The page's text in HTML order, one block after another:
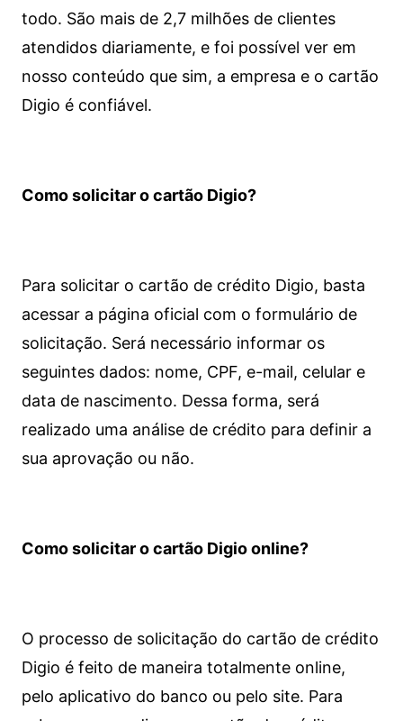
todo. São mais de 2,7 milhões de clientes
atendidos diariamente, e foi possível ver em
nosso conteúdo que sim, a empresa e o cartão
Digio é confiável.
Como solicitar o cartão Digio?
Para solicitar o cartão de crédito Digio, basta
acessar a página oficial com o formulário de
solicitação. Será necessário informar os
seguintes dados: nome, CPF, e-mail, celular e
data de nascimento. Dessa forma, será
realizado uma análise de crédito para definir a
sua aprovação ou não.
Como solicitar o cartão Digio online?
O processo de solicitação do cartão de crédito
Digio é feito de maneira totalmente online,
pelo aplicativo do banco ou pelo site. Para